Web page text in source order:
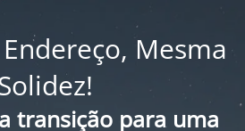
Mesma
transição para uma